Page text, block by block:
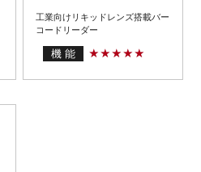
工業向けリキッドレンズ搭載バー
コードリーダー
機 能